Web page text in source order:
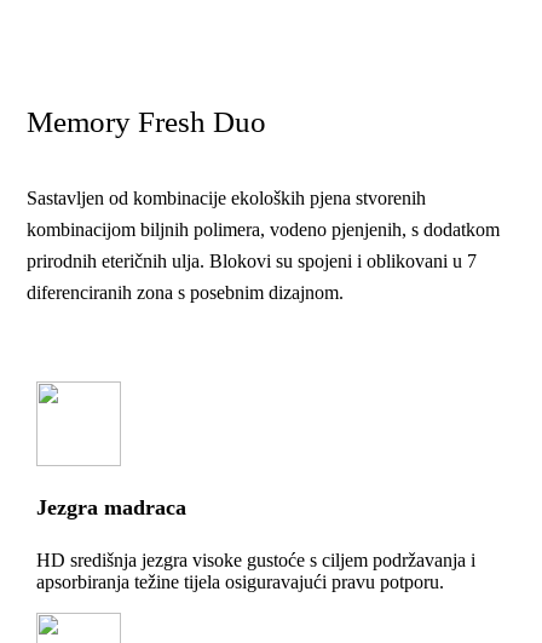
Memory Fresh Duo
Sastavljen od kombinacije ekoloških pjena stvorenih
kombinacijom biljnih polimera, vodeno pjenjenih, s dodatkom
prirodnih eteričnih ulja. Blokovi su spojeni i oblikovani u 7
diferenciranih zona s posebnim dizajnom.
Jezgra madraca
HD središnja jezgra visoke gustoće s ciljem podržavanja i
apsorbiranja težine tijela osiguravajući pravu potporu.